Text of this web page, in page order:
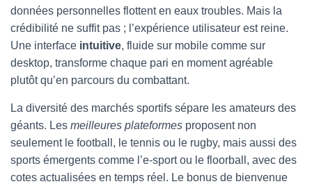
données personnelles flottent en eaux troubles. Mais la
crédibilité ne suffit pas ; l’expérience utilisateur est reine.
Une interface intuitive, fluide sur mobile comme sur
desktop, transforme chaque pari en moment agréable
plutôt qu’en parcours du combattant.
La diversité des marchés sportifs sépare les amateurs des
géants. Les meilleures plateformes proposent non
seulement le football, le tennis ou le rugby, mais aussi des
sports émergents comme l’e-sport ou le floorball, avec des
cotes actualisées en temps réel. Le bonus de bienvenue